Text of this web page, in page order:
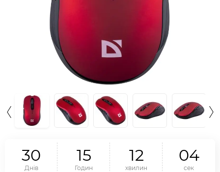
30
Днів
15
Годин
12
хвилин
03
сек